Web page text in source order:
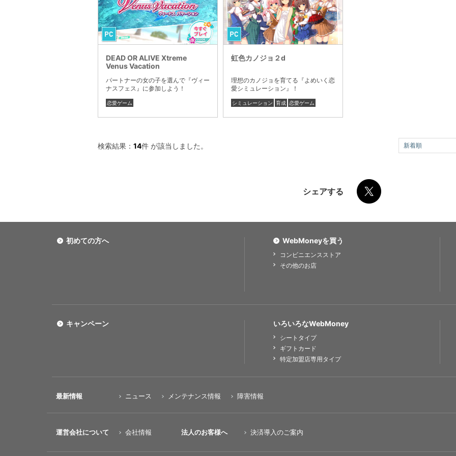
DEAD OR ALIVE Xtreme
Venus Vacation
パートナーの女の子を選んで『ヴィー
ナスフェス』に参加しよう！
恋愛ゲーム
虹色カノジョ２d
理想のカノジョを育てる『よめいく恋
愛シミュレーション』！
シミュレーション 育成 恋愛ゲーム
検索結果： 14件 が該当しました。 新着順
シェアする
初めての方へ WebMoneyを買う
コンビニエンスストア
その他のお店
いろいろなWebMoney
シートタイプ
ギフトカード
特定加盟店専用タイプ
キャンペーン
最新情報 ニュース メンテナンス情報 障害情報
運営会社について 会社情報 法人のお客様へ 決済導入のご案内